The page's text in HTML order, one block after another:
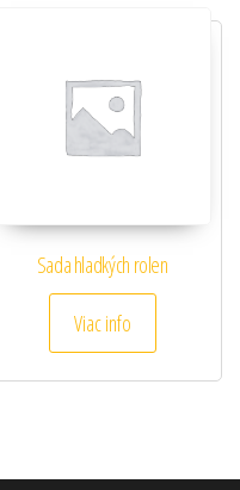
Sada hladkých rolen
Viac info